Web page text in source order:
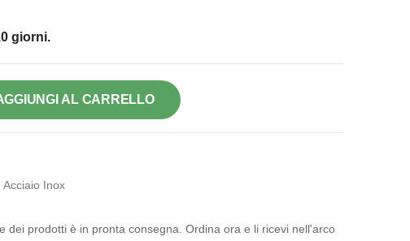
giorni.
AL CARRELLO
Acciaio Inox
dei prodotti è in pronta consegna. Ordina ora e li ricevi nell'arco